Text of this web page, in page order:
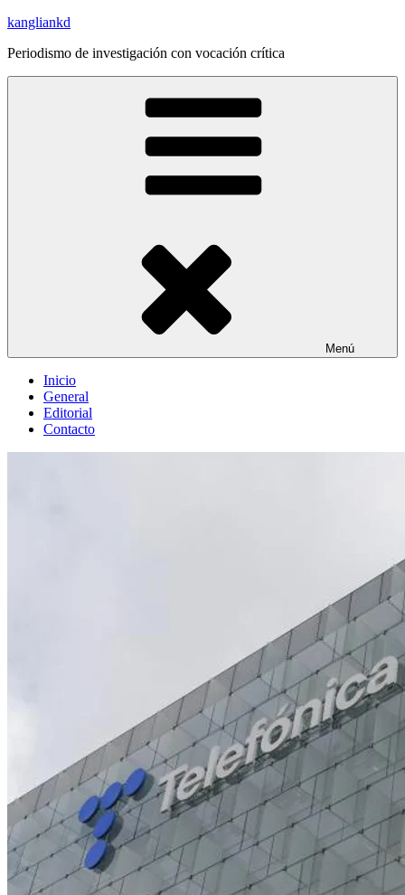
Saltar
contenido
kangliankd
Periodismo de investigación con vocación crítica
Menú
Inicio
General
Editorial
Contacto